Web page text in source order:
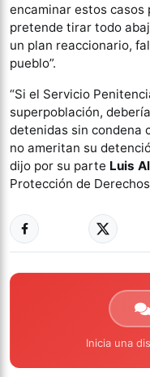
encaminar estos casos
pretende tirar todo
un plan reaccionario,
pueblo”.
“Si el Servicio
superpoblación,
detenidas sin condena
no ameritan su
dijo por su parte Luis
Protección de
Inicia una